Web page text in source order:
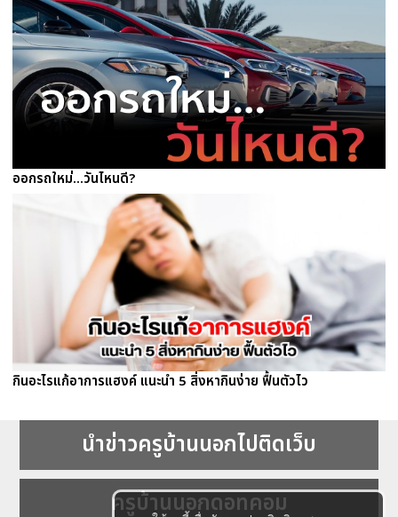
ออกรถใหม่...วันไหนดี?
กินอะไรแก้อาการแฮงค์ แนะนำ 5 สิ่งหากินง่าย ฟื้นตัวไว
นำข่าวครูบ้านนอกไปติดเว็บ
ครูบ้านนอกดอทคอม